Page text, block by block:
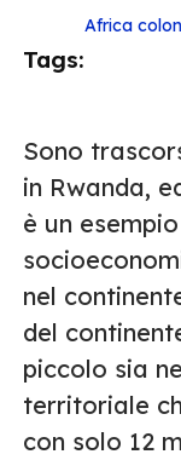
Tags:
Africa
Sono
in Rwanda,
è un
nel
del
piccolo sia
territoriale
con solo 12